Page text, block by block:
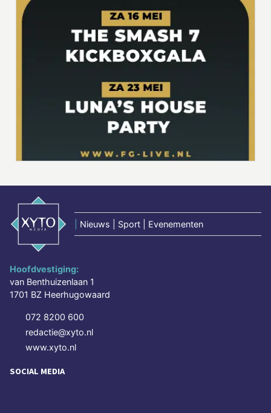
Nieuws | Sport | Evenementen
Hoofdvestiging:
van Benthuizenlaan 1
1701 BZ Heerhugowaard
072 8200 600
redactie@xyto.nl
www.xyto.nl
SOCIAL MEDIA